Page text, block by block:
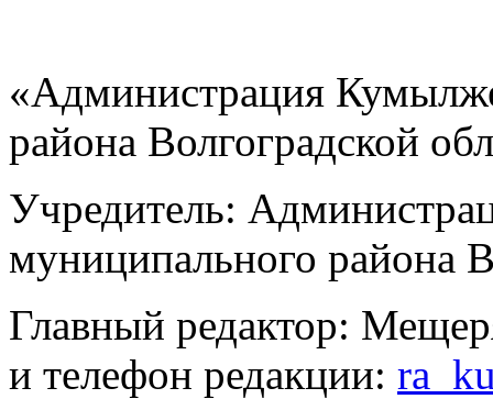
«Администрация
района Волгоградской
Учредитель:
муниципального района
Главный редактор:
и телефон редакции: